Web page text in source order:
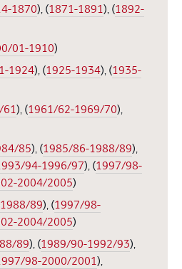
1870),(1871-1891),(1892-
01-1910)
1924),(1925-1934),(1935-
61),(1961/62-1969/70),
85),(1985/86-1988/89),
94-1996/97),(1997/98-
2004/2005)
89),(1997/98-
2004/2005)
89),(1989/90-1992/93),
98-2000/2001),